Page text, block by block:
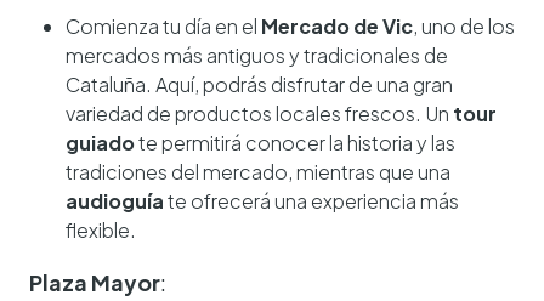
Comienza tu día en el Mercado de Vic, uno de los
mercados más antiguos y tradicionales de
Cataluña. Aquí, podrás disfrutar de una gran
variedad de productos locales frescos. Un tour
guiadote permitirá conocer la historia y las
tradiciones del mercado, mientras que una
audioguíate ofrecerá una experiencia más
flexible.
Plaza Mayor: